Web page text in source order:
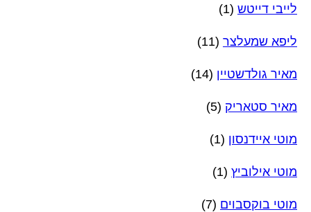
לייבי דייטש (1)
ליפא שמעלצר (11)
מאיר גולדשטיין (14)
מאיר סטאריק (5)
מוטי איידנסון (1)
מוטי אילוביץ (1)
מוטי בוקסבוים (7)